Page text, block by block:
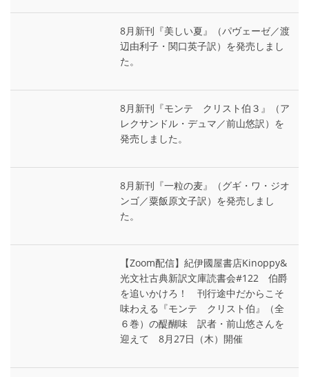
8月新刊『美しい夏』（パヴェーゼ／渡
辺由利子・関口英子訳）を発売しまし
た。
8月新刊『モンテ゠クリスト伯３』（ア
レクサンドル・デュマ／前山悠訳）を
発売しました。
8月新刊『一粒の麦』（グギ・ワ・ジオ
ンゴ／粟飯原文子訳）を発売しまし
た。
【Zoom配信】紀伊國屋書店Kinoppy&
光文社古典新訳文庫読書会#122 伯爵
を追いかけろ！ 刊行途中だからこそ
味わえる『モンテ゠クリスト伯』（全
６巻）の醍醐味 訳者・前山悠さんを
迎えて 8月27日（木）開催